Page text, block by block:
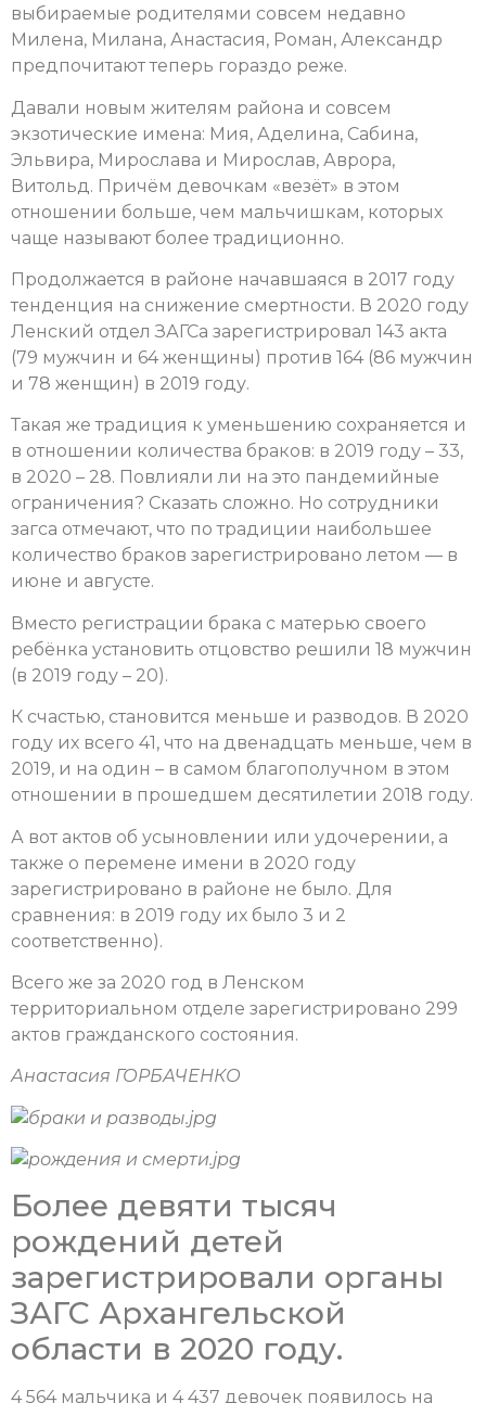
выбираемые родителями совсем недавно
Милена, Милана, Анастасия, Роман, Александр
предпочитают теперь гораздо реже.
Давали новым жителям района и совсем
экзотические имена: Мия, Аделина, Сабина,
Эльвира, Мирослава и Мирослав, Аврора,
Витольд. Причём девочкам «везёт» в этом
отношении больше, чем мальчишкам, которых
чаще называют более традиционно.
Продолжается в районе начавшаяся в 2017 году
тенденция на снижение смертности. В 2020 году
Ленский отдел ЗАГСа зарегистрировал 143 акта
(79 мужчин и 64 женщины) против 164 (86 мужчин
и 78 женщин) в 2019 году.
Такая же традиция к уменьшению сохраняется и
в отношении количества браков: в 2019 году – 33,
в 2020 – 28. Повлияли ли на это пандемийные
ограничения? Сказать сложно. Но сотрудники
загса отмечают, что по традиции наибольшее
количество браков зарегистрировано летом — в
июне и августе.
Вместо регистрации брака с матерью своего
ребёнка установить отцовство решили 18 мужчин
(в 2019 году – 20).
К счастью, становится меньше и разводов. В 2020
году их всего 41, что на двенадцать меньше, чем в
2019, и на один – в самом благополучном в этом
отношении в прошедшем десятилетии 2018 году.
А вот актов об усыновлении или удочерении, а
также о перемене имени в 2020 году
зарегистрировано в районе не было. Для
сравнения: в 2019 году их было 3 и 2
соответственно).
Всего же за 2020 год в Ленском
территориальном отделе зарегистрировано 299
актов гражданского состояния.
Анастасия ГОРБАЧЕНКО
Более девяти тысяч
рождений детей
зарегистрировали органы
ЗАГС Архангельской
области в 2020 году.
4 564 мальчика и 4 437 девочек появилось на